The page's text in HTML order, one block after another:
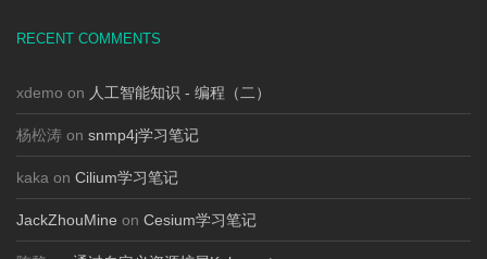
RECENT COMMENTS
xdemo on 人工智能知识 - 编程（二）
杨松涛 on snmp4j学习笔记
kaka on Cilium学习笔记
JackZhouMine on Cesium学习笔记